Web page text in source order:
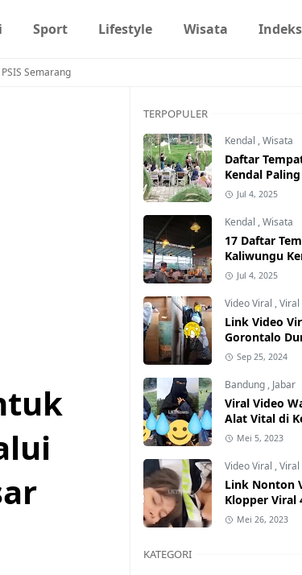
Sport Lifestyle Wisata Indeks
PSIS Semarang
TERPOPULER
Kendal ,Wisata
Daftar
Kendal
Jul 4, 2025
Kendal ,Wisata
17 Daftar
Kaliwungu
Populer
Jul 4, 2025
Video Viral ,Viral
Link Video
Gorontalo
Sensor
Hati-Hati
Sep 25, 2024
Bandung , Jabar
Viral Video
Alat Vital di
Mei 5, 2023
Video Viral ,Viral
Link Nonton
Klopper Viral
Sensor
Mei 26, 2023
KATEGORI